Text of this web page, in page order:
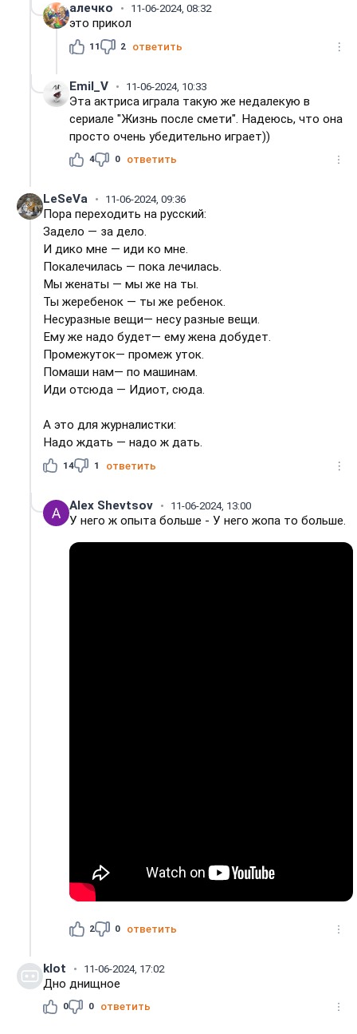
алечко 11-06-2024, 08:32
это прикол
11 2 ответить
Emil_V 11-06-2024, 10:33
Эта актриса играла такую же недалекую в
сериале "Жизнь после смети". Надеюсь, что она
просто очень убедительно играет))
4 0 ответить
LeSeVa 11-06-2024, 09:36
Пора переходить на русский:
Задело — за дело.
И дико мне — иди ко мне.
Покалечилась — пока лечилась.
Мы женаты — мы же на ты.
Ты жеребенок — ты же ребенок.
Несуразные вещи— несу разные вещи.
Ему же надо будет— ему жена добудет.
Промежуток— промеж уток.
Помаши нам— по машинам.
Иди отсюда — Идиот, сюда.
А это для журналистки:
Надо ждать — надо ж дать.
14 1 ответить
Alex Shevtsov 11-06-2024, 13:00
У него ж опыта больше - У него жопа то больше.
2 0 ответить
klot 11-06-2024, 17:02
Дно днищное
0 0 ответить